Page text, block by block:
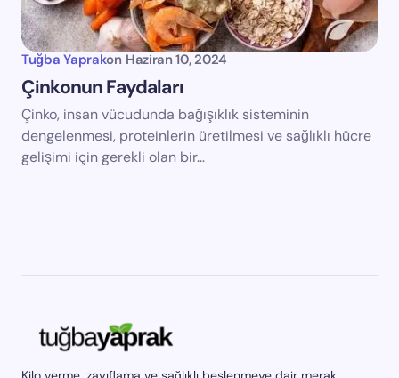
Tuğba Yaprakon Haziran 10, 2024
Çinkonun Faydaları
Çinko, insan vücudunda bağışıklık sisteminin
dengelenmesi, proteinlerin üretilmesi ve sağlıklı hücre
gelişimi için gerekli olan bir…